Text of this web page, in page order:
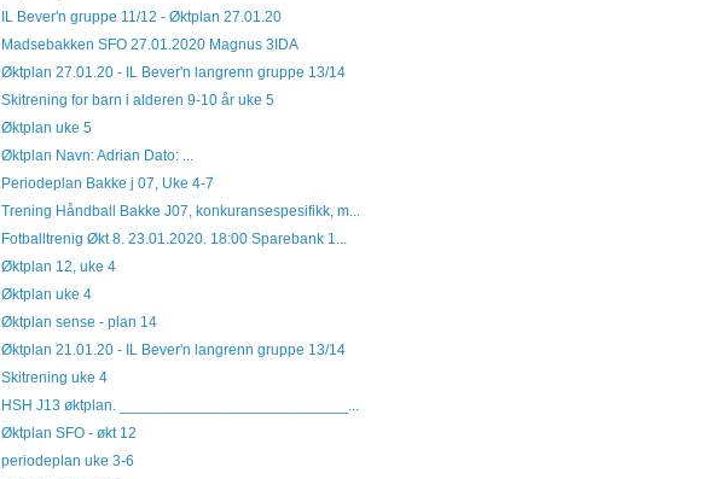
IL Bever'n gruppe 11/12 - Øktplan 27.01.20
Madsebakken SFO 27.01.2020 Magnus 3IDA
Øktplan 27.01.20 - IL Bever'n langrenn gruppe 13/14
Skitrening for barn i alderen 9-10 år uke 5
Øktplan uke 5
Øktplan Navn: Adrian Dato: ...
Periodeplan Bakke j 07, Uke 4-7
Trening Håndball Bakke J07, konkuransespesifikk, m...
Fotballtrenig Økt 8. 23.01.2020. 18:00 Sparebank 1...
Øktplan 12, uke 4
Øktplan uke 4
Øktplan sense - plan 14
Øktplan 21.01.20 - IL Bever'n langrenn gruppe 13/14
Skitrening uke 4
HSH J13 øktplan. ___________________________...
Øktplan SFO - økt 12
periodeplan uke 3-6